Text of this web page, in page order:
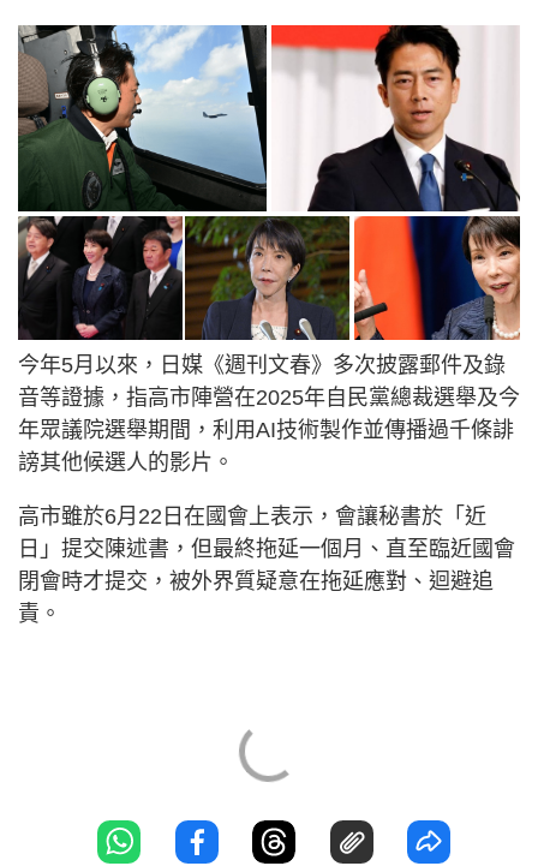
今年5月以來，日媒《週刊文春》多次披露郵件及錄
音等證據，指高市陣營在2025年自民黨總裁選舉及今
年眾議院選舉期間，利用AI技術製作並傳播過千條誹
謗其他候選人的影片。
高市雖於6月22日在國會上表示，會讓秘書於「近
日」提交陳述書，但最終拖延一個月、直至臨近國會
閉會時才提交，被外界質疑意在拖延應對、迴避追
責。